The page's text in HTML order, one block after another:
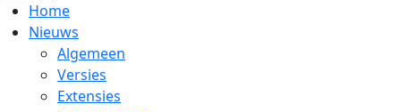
Home
Nieuws
Algemeen
Versies
Extensies